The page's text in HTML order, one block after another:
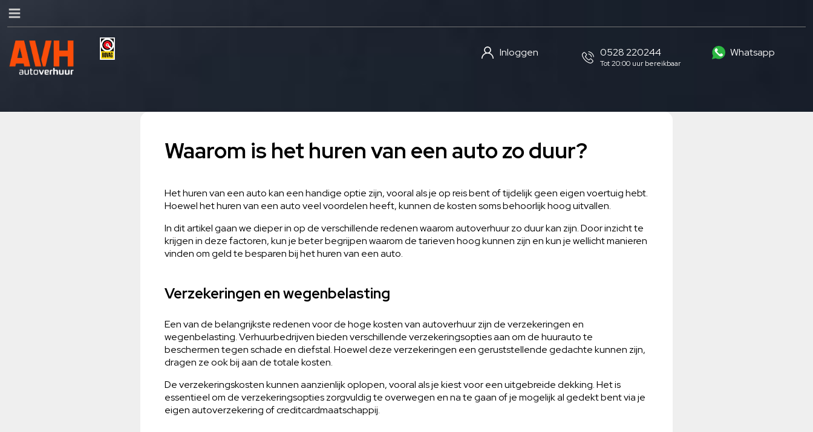
Whatsapp
0528 220244
Tot 20:00 uur bereikbaar
Inloggen
Waarom is het huren van een auto zo duur?
Het huren van een auto kan een handige optie zijn, vooral als je op reis bent of tijdelijk geen eigen voertuig hebt.
Hoewel het huren van een auto veel voordelen heeft, kunnen de kosten soms behoorlijk hoog uitvallen.
In dit artikel gaan we dieper in op de verschillende redenen waarom autoverhuur zo duur kan zijn. Door inzicht te
krijgen in deze factoren, kun je beter begrijpen waarom de tarieven hoog kunnen zijn en kun je wellicht manieren
vinden om geld te besparen bij het huren van een auto.
Verzekeringen en wegenbelasting
Een van de belangrijkste redenen voor de hoge kosten van autoverhuur zijn de verzekeringen en
wegenbelasting. Verhuurbedrijven bieden verschillende verzekeringsopties aan om de huurauto te
beschermen tegen schade en diefstal. Hoewel deze verzekeringen een geruststellende gedachte kunnen zijn,
dragen ze ook bij aan de totale kosten.
De verzekeringskosten kunnen aanzienlijk oplopen, vooral als je kiest voor een uitgebreide dekking. Het is
essentieel om de verzekeringsopties zorgvuldig te overwegen en na te gaan of je mogelijk al gedekt bent via je
eigen autoverzekering of creditcardmaatschappij.